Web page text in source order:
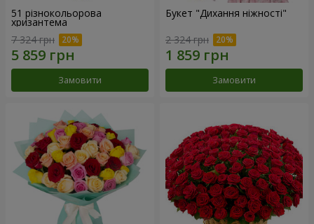
51 різнокольорова
хризантема
7 324 грн
Замовити
Букет "Дихання ніжності"
2 324 грн
Замовити